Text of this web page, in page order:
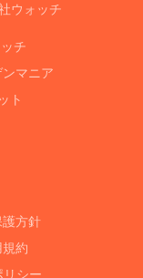
ウォッチ
チ
マニア
ト
方針
約
リシー